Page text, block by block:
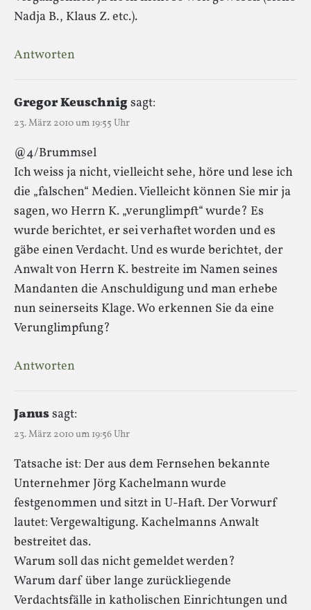
Nadja B., Klaus Z. etc.).
Antworten
Gregor Keuschnigsagt:
23. März 2010 um 19:55 Uhr
@4/Brummsel
Ich weiss ja nicht, vielleicht sehe, höre und lese ich
die „falschen“ Medien. Vielleicht können Sie mir ja
sagen, wo Herrn K. „verunglimpft“ wurde? Es
wurde berichtet, er sei verhaftet worden und es
gäbe einen Verdacht. Und es wurde berichtet, der
Anwalt von Herrn K. bestreite im Namen seines
Mandanten die Anschuldigung und man erhebe
nun seinerseits Klage. Wo erkennen Sie da eine
Verunglimpfung?
Antworten
Janussagt:
23. März 2010 um 19:56 Uhr
Tatsache ist: Der aus dem Fernsehen bekannte
Unternehmer Jörg Kachelmann wurde
festgenommen und sitzt in U-Haft. Der Vorwurf
lautet: Vergewaltigung. Kachelmanns Anwalt
bestreitet das.
Warum soll das nicht gemeldet werden?
Warum darf über lange zurückliegende
Verdachtsfälle in katholischen Einrichtungen und